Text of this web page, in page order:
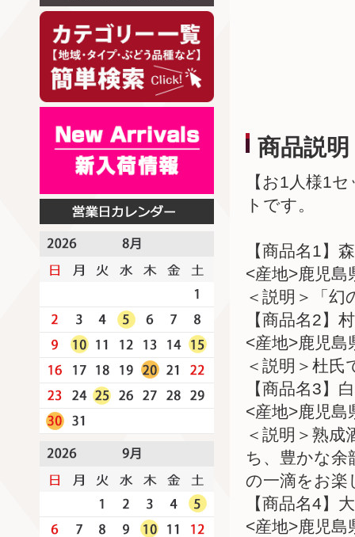
商品説明
【お1人様1
トです。
【商品名1】
<産地>鹿児
＜説明＞「
【商品名2】
<産地>鹿児
＜説明＞杜
【商品名3】
<産地>鹿児
＜説明＞熟
ち、豊かな余
の一滴をお楽
【商品名4】
<産地>鹿児